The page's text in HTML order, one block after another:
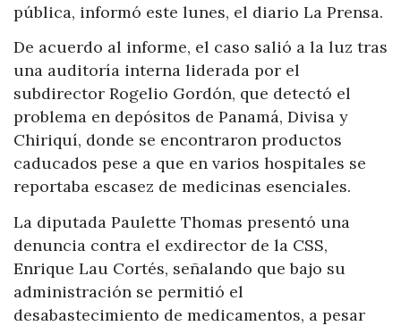
pública, informó este lunes, el diario La Prensa.
De acuerdo al informe, el caso salió a la luz tras
una auditoría interna liderada por el
subdirector Rogelio Gordón, que detectó el
problema en depósitos de Panamá, Divisa y
Chiriquí, donde se encontraron productos
caducados pese a que en varios hospitales se
reportaba escasez de medicinas esenciales.
La diputada Paulette Thomas presentó una
denuncia contra el exdirector de la CSS,
Enrique Lau Cortés, señalando que bajo su
administración se permitió el
desabastecimiento de medicamentos, a pesar